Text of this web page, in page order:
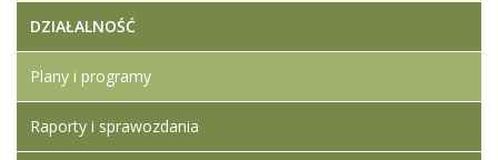
DZIAŁALNOŚĆ
Plany i programy
Raporty i sprawozdania